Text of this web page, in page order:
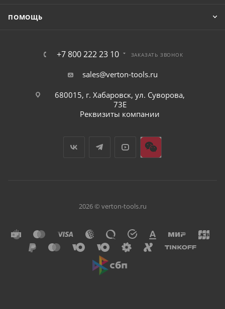
ПОМОЩЬ
+7 800 222 23 10 ЗАКАЗАТЬ ЗВОНОК
sales@verton-tools.ru
680015, г. Хабаровск, ул. Суворова,
73Е
Реквизиты компании
2026 © verton-tools.ru